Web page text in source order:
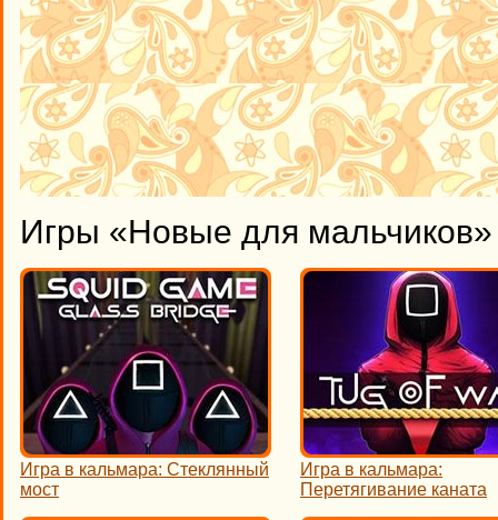
Игры «Новые для мальчиков»
Игра в кальмара: Стеклянный
мост
Игра в кальмара:
Перетягивание каната